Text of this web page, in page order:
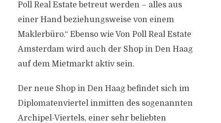
Poll Real Estate betreut werden – alles aus
einer Hand beziehungsweise von einem
Maklerbüro.“ Ebenso wie Von Poll Real Estate
Amsterdam wird auch der Shop in Den Haag
auf dem Mietmarkt aktiv sein.
Der neue Shop in Den Haag befindet sich im
Diplomatenviertel inmitten des sogenannten
Archipel-Viertels, einer sehr beliebten